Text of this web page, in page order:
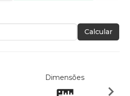
Calcular
Dimensões